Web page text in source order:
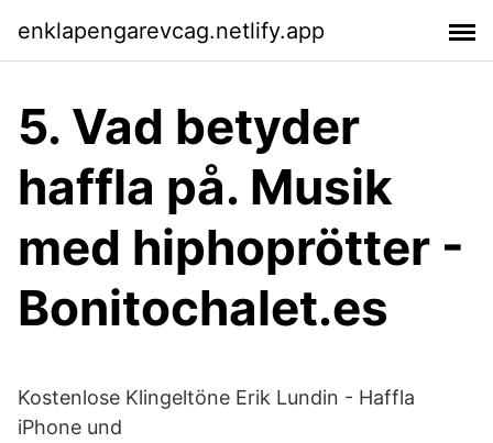
enklapengarevcag.netlify.app
5. Vad betyder
haffla på. Musik
med hiphoprötter -
Bonitochalet.es
Kostenlose Klingeltöne Erik Lundin - Haffla
iPhone und